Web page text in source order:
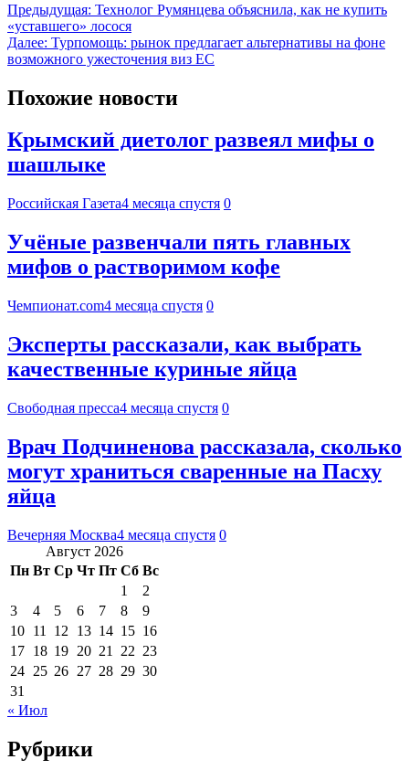
Предыдущая: Технолог Румянцева объяснила, как не купить
«уставшего» лосося
Далее: Турпомощь: рынок предлагает альтернативы на фоне
возможного ужесточения виз ЕС
Похожие новости
Крымский диетолог развеял мифы о
шашлыке
Российская Газета4 месяца спустя 0
Учёные развенчали пять главных
мифов о растворимом кофе
Чемпионат.com4 месяца спустя 0
Эксперты рассказали, как выбрать
качественные куриные яйца
Свободная пресса4 месяца спустя 0
Врач Подчиненова рассказала, сколько
могут храниться сваренные на Пасху
яйца
Вечерняя Москва4 месяца спустя 0
Август 2026
Пн Вт Ср Чт Пт Сб Вс
1
2
3
4 5 6 7 8
9
10 11 12 13 14 15 16
17 18 19 20 21 22 23
24 25 26 27 28 29 30
31
« Июл
Рубрики